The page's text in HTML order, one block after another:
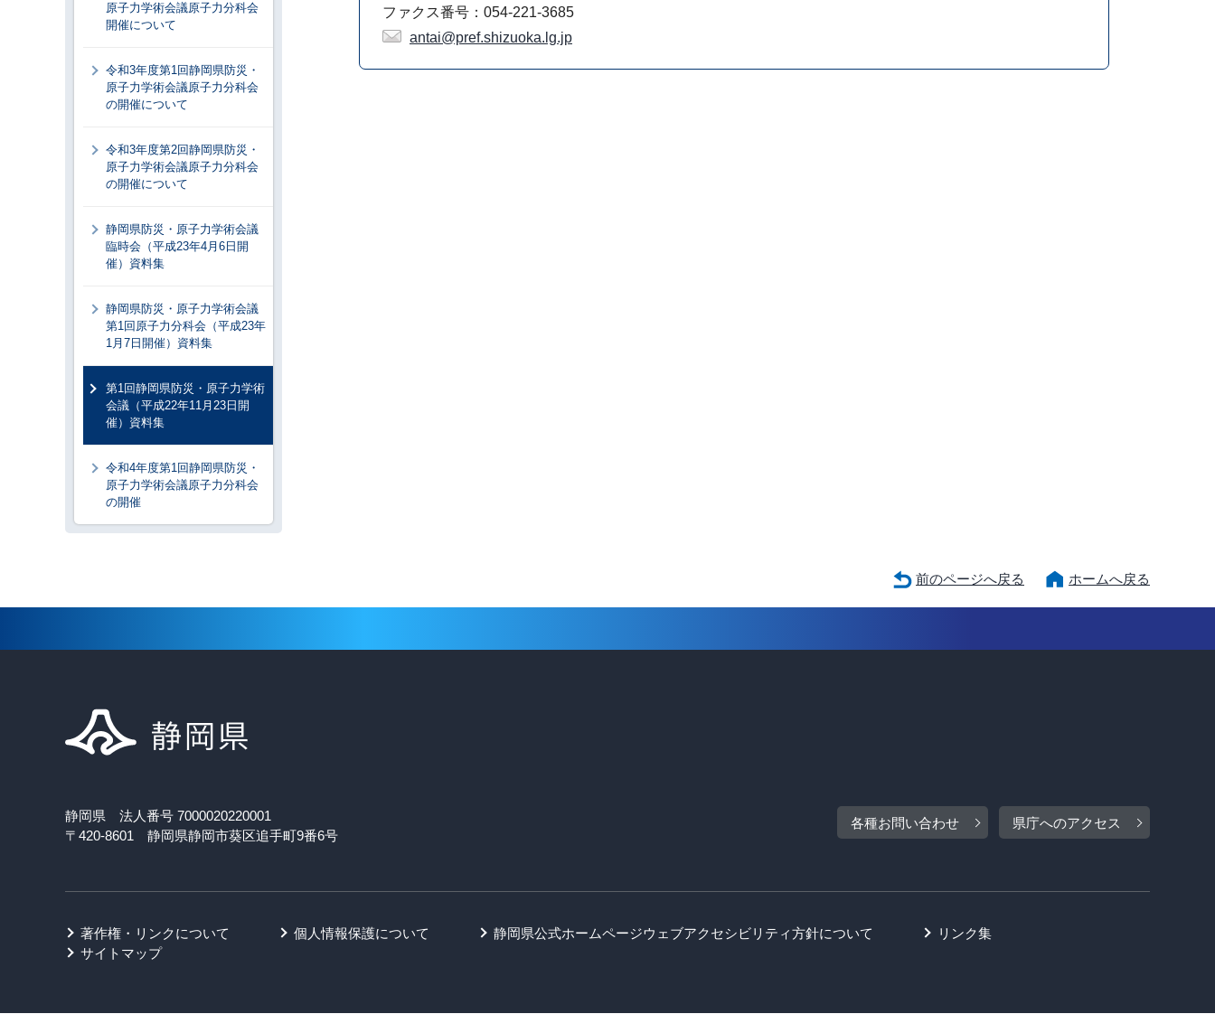
ファクス番号：054-221-3685
antai@pref.shizuoka.lg.jp
原子力学術会議原子力分科会
開催について
令和3年度第1回静岡県防災・
原子力学術会議原子力分科会
の開催について
令和3年度第2回静岡県防災・
原子力学術会議原子力分科会
の開催について
静岡県防災・原子力学術会議
臨時会（平成23年4月6日開
催）資料集
静岡県防災・原子力学術会議
第1回原子力分科会（平成23年
1月7日開催）資料集
第1回静岡県防災・原子力学術
会議（平成22年11月23日開
催）資料集
令和4年度第1回静岡県防災・
原子力学術会議原子力分科会
の開催
前のページへ戻る ホームへ戻る
静岡県 法人番号 7000020220001
〒420-8601 静岡県静岡市葵区追手町9番6号
各種お問い合わせ 県庁へのアクセス
著作権・リンクについて 個人情報保護について 静岡県公式ホームページウェブアクセシビリティ方針について
リンク集
サイトマップ